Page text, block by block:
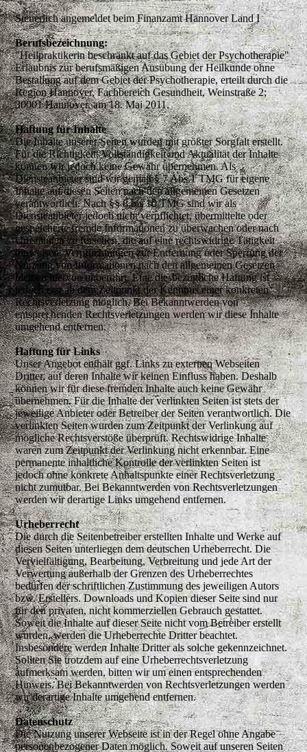
Steuerlich angemeldet beim Finanzamt Hannover Land I
Berufsbezeichnung:
"Heilpraktikerin beschränkt auf das Gebiet der Psychotherapie"
Erlaubnis zur berufsmäßigen Ausübung der Heilkunde ohne
Bestallung auf dem Gebiet der Psychotherapie, erteilt durch die
Region Hannover, Fachbereich Gesundheit, Weinstraße 2;
30001 Hannover, am 18. Mai 2011.
Haftung für Inhalte
Die Inhalte unserer Seiten wurden mit größter Sorgfalt erstellt.
Für die Richtigkeit, Vollständigkeit und Aktualität der Inhalte
können wir jedoch keine Gewähr übernehmen. Als
Diensteanbieter sind wir gemäß § 7 Abs.1 TMG für eigene
Inhalte auf diesen Seiten nach den allgemeinen Gesetzen
verantwortlich. Nach §§ 8 bis 10 TMG sind wir als
Diensteanbieter jedoch nicht verpflichtet, übermittelte oder
gespeicherte fremde Informationen zu überwachen oder nach
Umständen zu forschen, die auf eine rechtswidrige Tätigkeit
hinweisen. Verpflichtungen zur Entfernung oder Sperrung der
Nutzung von Informationen nach den allgemeinen Gesetzen
bleiben hiervon unberührt. Eine diesbezügliche Haftung ist
jedoch erst ab dem Zeitpunkt der Kenntnis einer konkreten
Rechtsverletzung möglich. Bei Bekanntwerden von
entsprechenden Rechtsverletzungen werden wir diese Inhalte
umgehend entfernen.
Haftung für Links
Unser Angebot enthält ggf. Links zu externen Webseiten
Dritter, auf deren Inhalte wir keinen Einfluss haben. Deshalb
können wir für diese fremden Inhalte auch keine Gewähr
übernehmen. Für die Inhalte der verlinkten Seiten ist stets der
jeweilige Anbieter oder Betreiber der Seiten verantwortlich. Die
verlinkten Seiten wurden zum Zeitpunkt der Verlinkung auf
mögliche Rechtsverstöße überprüft. Rechtswidrige Inhalte
waren zum Zeitpunkt der Verlinkung nicht erkennbar. Eine
permanente inhaltliche Kontrolle der verlinkten Seiten ist
jedoch ohne konkrete Anhaltspunkte einer Rechtsverletzung
nicht zumutbar. Bei Bekanntwerden von Rechtsverletzungen
werden wir derartige Links umgehend entfernen.
Urheberrecht
Die durch die Seitenbetreiber erstellten Inhalte und Werke auf
diesen Seiten unterliegen dem deutschen Urheberrecht. Die
Vervielfältigung, Bearbeitung, Verbreitung und jede Art der
Verwertung außerhalb der Grenzen des Urheberrechtes
bedürfen der schriftlichen Zustimmung des jeweiligen Autors
bzw. Erstellers. Downloads und Kopien dieser Seite sind nur
für den privaten, nicht kommerziellen Gebrauch gestattet.
Soweit die Inhalte auf dieser Seite nicht vom Betreiber erstellt
wurden, werden die Urheberrechte Dritter beachtet.
Insbesondere werden Inhalte Dritter als solche gekennzeichnet.
Sollten Sie trotzdem auf eine Urheberrechtsverletzung
aufmerksam werden, bitten wir um einen entsprechenden
Hinweis. Bei Bekanntwerden von Rechtsverletzungen werden
wir derartige Inhalte umgehend entfernen.
Datenschutz
Die Nutzung unserer Webseite ist in der Regel ohne Angabe
personenbezogener Daten möglich. Soweit auf unseren Seiten